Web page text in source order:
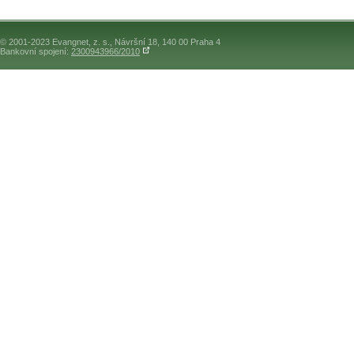
© 2001-2023 Evangnet, z. s., Návršní 18, 140 00 Praha 4
Bankovní spojení: 2300943966/2010